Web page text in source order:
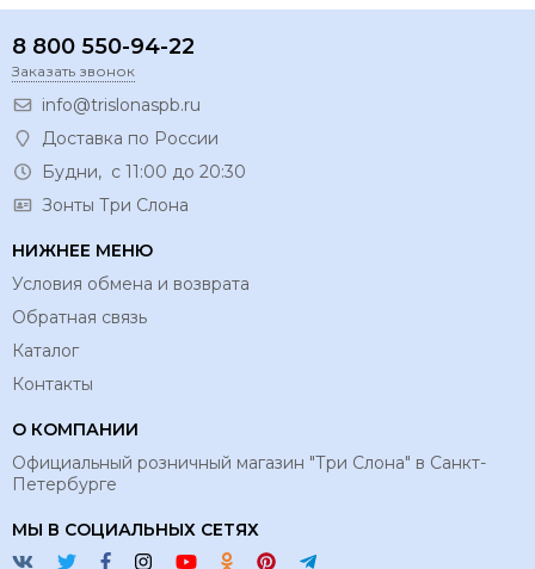
8 800 550-94-22
Заказать звонок
info@trislonaspb.ru
Доставка по России
Будни, с 11:00 до 20:30
Зонты Три Слона
НИЖНЕЕ МЕНЮ
Условия обмена и возврата
Обратная связь
Каталог
Контакты
О КОМПАНИИ
Официальный розничный магазин "Три Слона" в Санкт-
Петербурге
МЫ В СОЦИАЛЬНЫХ СЕТЯХ